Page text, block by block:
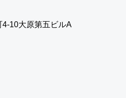
10大原第五ビルA